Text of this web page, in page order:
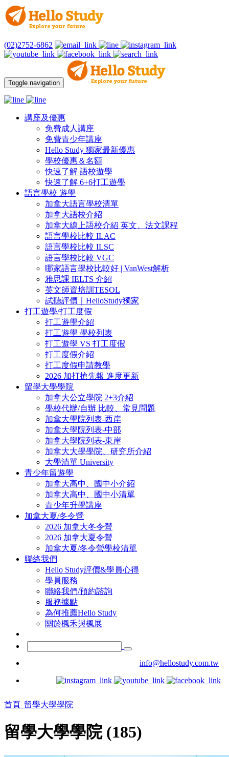
(02)2752-6862
Toggle navigation
講座及優惠
免費成人講座
免費青少年講座
Hello Study 獨家最新優惠
學校優惠＆名額
快速了解 語校遊學
快速了解 6+6打工遊學
語言學校 遊學
加拿大語言學校清單
加拿大語校介紹
加拿大線上語校介紹 英文、法文課程
語言學校比較 ILAC
語言學校比較 ILSC
語言學校比較 VGC
哪家語言學校比較好 | VanWest解析
雅思課 IELTS 介紹
英文師資培訓TESOL
試聽評價｜HelloStudy獨家
打工遊學/打工度假
打工遊學介紹
打工遊學 學校列表
打工遊學 VS 打工度假
打工度假介紹
打工度假申請教學
2026 加打搶先報 進度更新
留學大學學院
加拿大公立學院 2+3介紹
學校代辦/自辦 比較、常見問題
加拿大學院列表-西岸
加拿大學院列表-中部
加拿大學院列表-東岸
加拿大大學學院、研究所介紹
大學清單 University
青少年留遊學
加拿大高中、國中小介紹
加拿大高中、國中小清單
青少年升學講座
加拿大夏/冬令營
2026 加拿大冬令營
2026 加拿大夏令營
加拿大夏/冬令營學校清單
聯絡我們
Hello Study評價&學員心得
學員服務
聯絡我們/預約諮詢
服務據點
為何推薦Hello Study
關於楓禾與楓展
info@hellostudy.com.tw
首頁 留學大學學院
留學大學學院 (185)